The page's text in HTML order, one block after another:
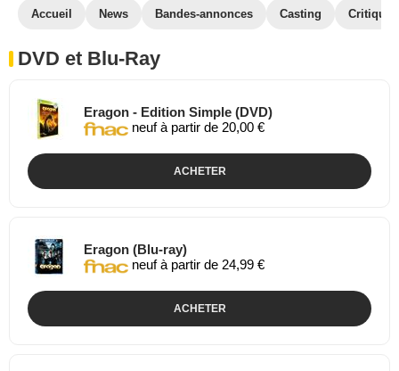
Accueil News Bandes-annonces Casting
DVD et Blu-Ray
Eragon - Edition Simple (DVD)
neuf à partir de 20,00 €
ACHETER
Eragon (Blu-ray)
neuf à partir de 24,99 €
ACHETER